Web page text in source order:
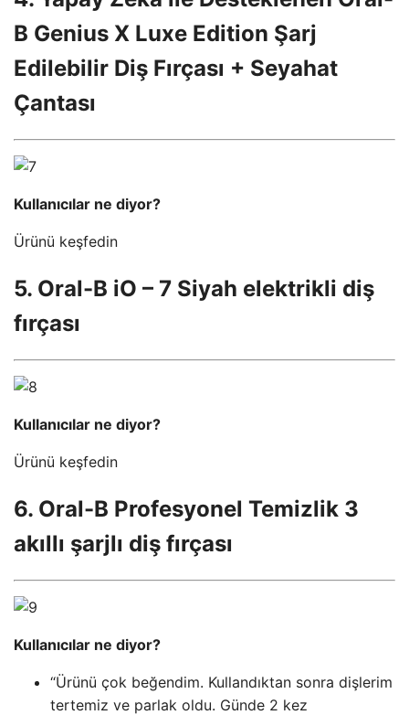
B Genius X Luxe Edition Şarj
Edilebilir Diş Fırçası + Seyahat
Çantası
Kullanıcılar ne diyor?
Ürünü keşfedin
5. Oral-B iO – 7 Siyah elektrikli diş
fırçası
Kullanıcılar ne diyor?
Ürünü keşfedin
6. Oral-B Profesyonel Temizlik 3
akıllı şarjlı diş fırçası
Kullanıcılar ne diyor?
“Ürünü çok beğendim. Kullandıktan sonra dişlerim
tertemiz ve parlak oldu. Günde 2 kez